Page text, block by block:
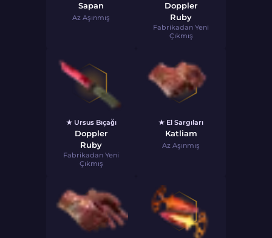
Sapan
Az Aşınmış
Doppler
Ruby
Fabrikadan Yeni
Çıkmış
★ Ursus Bıçağı
Doppler
Ruby
Fabrikadan Yeni
Çıkmış
★ El Sargıları
Katliam
Az Aşınmış